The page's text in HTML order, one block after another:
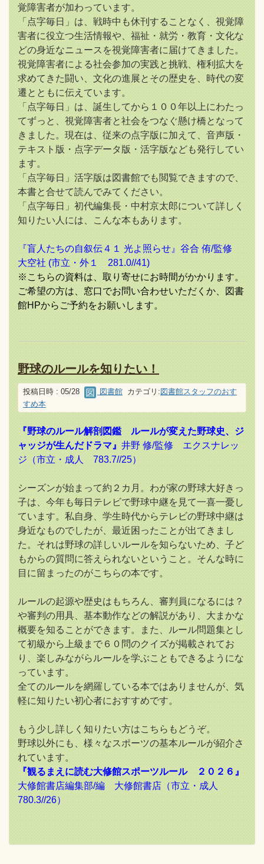
覚障害者が加わっています。
「点字毎日」は、戦時中も休刊することなく、視覚障
害者に役立つ生活情報や、福祉・就労・教育・文化な
どの身近なニュースを視覚障害者に届けてきました。
視覚障害者による社会参加の実践と挑戦、権利拡大を
求めてきた闘い、文化の進展とその歴史を、時代の変
遷とともに伝えています。
「点字毎日」は、誕生してから１００年以上にわたっ
てずっと、視覚障害者と社会をつなぐ懸け橋となって
きました。現在は、従来の点字版に加えて、音声版・
テキスト版・点字データ版・活字版なども発行してい
ます。
「点字毎日」活字版は図書館でも閲覧できますので、
本書と合せて読んでみてください。
「点字毎日」初代編集長・中村京太郎について詳しく
知りたい人には、こんな本もあります。
『盲人たちの自叙伝４１ 光よ照らせ』谷合 侑/監修
大空社 (市立・外１ 281.0//41)
※こちらの資料は、取り寄せにお時間がかかります。
ご希望の方は、窓口でお問い合わせいただくか、図書
館HPからご予約をお願いします。
野球のルールを知りたい！
投稿日時 : 05/28 図書館 カテゴリ: 図書館スタッフのおす
すめ本
『野球のルール解剖図鑑 ルールが変えた野球史、ジ
ャッジが生んだドラマ』 井野 修/監修 エクスナレッ
ジ（市立・成人 783.7//25）
シーズンが始まって約２カ月。わが家の野球大好きっ
子は、今年も毎日テレビで野球中継を見て一喜一憂し
ています。私自身、学生時代からテレビの野球中継は
身近なものでしたが、最近困ったことが出てきまし
た。それは野球の詳しいルールを知らないため、子ど
もからの質問に答えられないということ。そんな時に
目に留まったのがこちらの本です。
ルールの起源や歴史はもちろん、審判員になるには？
や審判の用具、基本動作などの解説があり、大まかな
概要を知ることができます。また、ルール問題集とし
て初級から上級まで６０問のクイズが掲載されてお
り、楽しみながらルールを学ぶこともできるようにな
っています。
全てのルールを網羅している本ではありませんが、気
軽に知りたい初心者におすすめです。
もう少し詳しく知りたい方はこちらもどうぞ。
野球以外にも、様々なスポーツの基本ルールが紹介さ
れています。
『観るまえに読む大修館スポーツルール ２０２６』
大修館書店編集部/編 大修館書店 （市立・成人
780.3//26）